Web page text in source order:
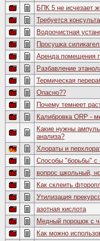
БПК 5 не исчезает
Требуется
Водоочистная
Просушка
Аренда помещения
Разбавление
Термическая
Опасно??
Почему темнеет
Калибровка ORP -
Какие нужны
анализа?
Хлораты и
Способы "борьбы" с
вопрос школьный,
Как склеить
Утилизация
азотная кислота
Медный порошок с
Как можно